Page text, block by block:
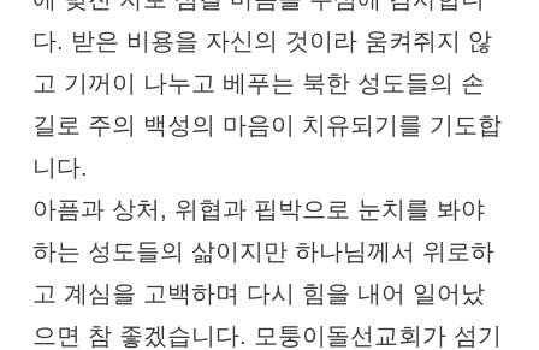
다. 받은 비용을 자신의 것이라 움켜쥐지 않
고 기꺼이 나누고 베푸는 북한 성도들의 손
길로 주의 백성의 마음이 치유되기를 기도합
니다.
아픔과 상처, 위협과 핍박으로 눈치를 봐야
하는 성도들의 삶이지만 하나님께서 위로하
고 계심을 고백하며 다시 힘을 내어 일어났
으면 참 좋겠습니다. 모퉁이돌선교회가 섬기